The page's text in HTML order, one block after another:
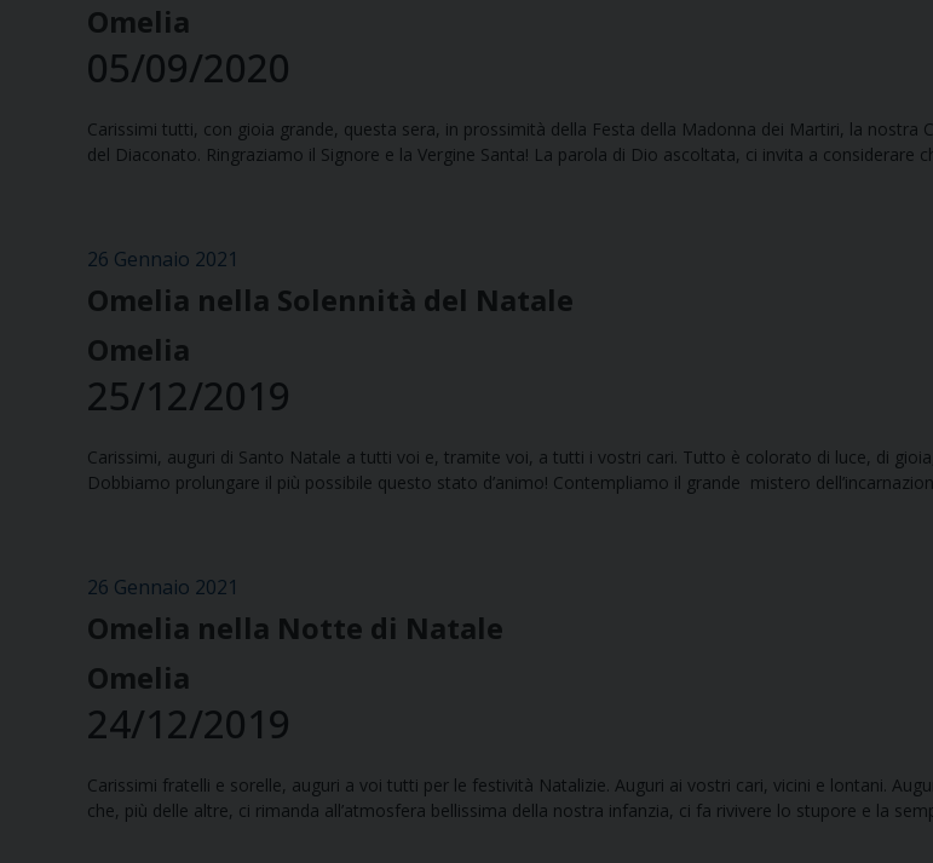
Omelia
05/09/2020
Carissimi tutti, con gioia grande, questa sera, in prossimità della Festa della Madonna dei Martiri, la nostra
del Diaconato. Ringraziamo il Signore e la Vergine Santa! La parola di Dio ascoltata, ci invita a considerare
26 Gennaio 2021
Omelia nella Solennità del Natale
Omelia
25/12/2019
Carissimi, auguri di Santo Natale a tutti voi e, tramite voi, a tutti i vostri cari. Tutto è colorato di luce, di
Dobbiamo prolungare il più possibile questo stato d’animo! Contempliamo il grande mistero
26 Gennaio 2021
Omelia nella Notte di Natale
Omelia
24/12/2019
Carissimi fratelli e sorelle, auguri a voi tutti per le festività Natalizie. Auguri ai vostri cari, vicini e lontani.
che, più delle altre, ci rimanda all’atmosfera bellissima della nostra infanzia, ci fa rivivere lo stupore e la